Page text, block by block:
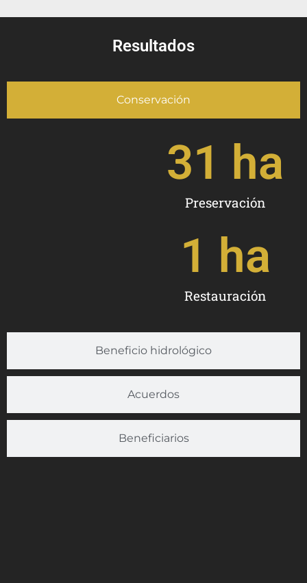
Resultados
Conservación
Beneficio hidrológico
Acuerdos
Beneficiarios
Preservación
31 ha
Restauración
1 ha